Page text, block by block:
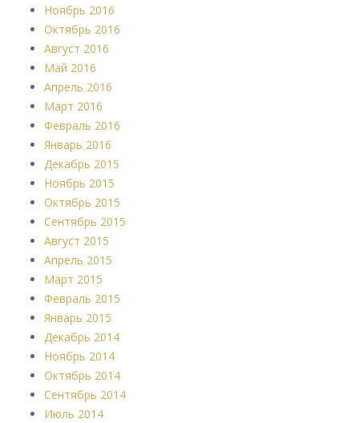
Ноябрь 2016
Октябрь 2016
Август 2016
Май 2016
Апрель 2016
Март 2016
Февраль 2016
Январь 2016
Декабрь 2015
Ноябрь 2015
Октябрь 2015
Сентябрь 2015
Август 2015
Апрель 2015
Март 2015
Февраль 2015
Январь 2015
Декабрь 2014
Ноябрь 2014
Октябрь 2014
Сентябрь 2014
Июль 2014